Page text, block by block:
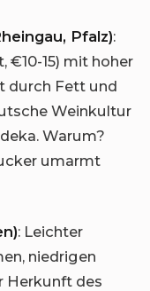
Pfalz):
€10-15) mit hoher
durch Fett und
Weinkultur
Warum?
umarmt
: Leichter
niedrigen
Herkunft des